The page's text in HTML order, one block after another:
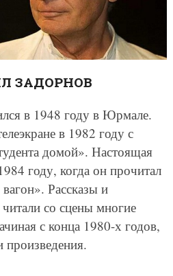
ЗАДОРНОВ
в 1948 году в Юрмале.
в 1982 году с
домой». Настоящая
году, когда он прочитал
Рассказы и
со сцены многие
с конца 1980-х годов,
произведения.